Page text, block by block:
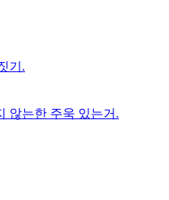
기.
않는한 주욱 있는거.